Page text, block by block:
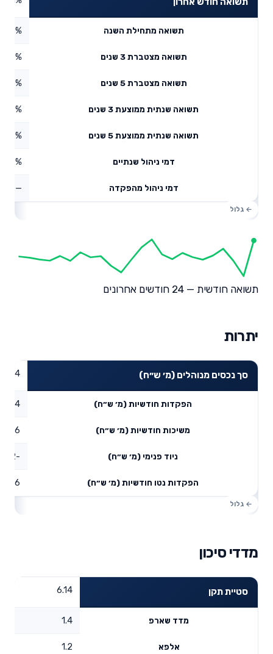
תשואה מתחילת השנה
תשואה מצטברת 3 שנים 56%
תשואה מצטברת 5 שנים
תשואה שנתית ממוצעת 3 שנים
תשואה שנתית ממוצעת 5 שנים
דמי ניהול שנתיים
דמי ניהול מהפקדה —
תשואה חודשית — 24 חודשים אחרונים
יתרות
סך נכסים מנוהלים (מ׳ ש״ח)
הפקדות חודשיות (מ׳ ש״ח) 2.04
משיכות חודשיות (מ׳ ש״ח) 1.36
ניוד פנימי (מ׳ ש״ח) -0.22
הפקדות נטו חודשיות (מ׳ ש״ח) 0.46
מדדי סיכון
סטיית תקן 6.14
מדד שארפ 1.4
אלפא 1.2